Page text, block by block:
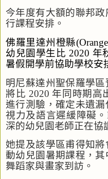
今年度有大額的聯邦政
行課程安排 。
佛羅里達州 橙縣
幼兒園 學生 比 2020 年
暑假開學前協助學校安
明尼蘇達州聖保羅學區
將 比 2020 年同時期 高
進行測 驗 ， 確定未遺漏
視力及語言遲緩障礙。
深的幼兒園老師正在協
她提及該學區甫得知將
動幼兒園暑期課程 ，
舞蹈家與畫家到訪。